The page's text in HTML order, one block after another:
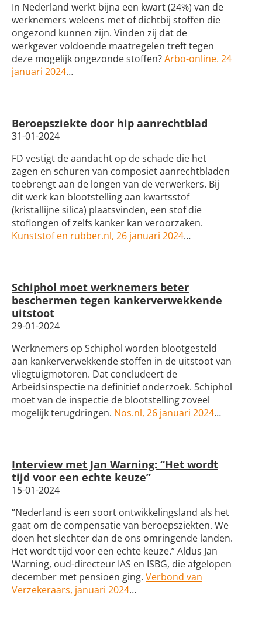
In Nederland werkt bijna een kwart (24%) van de
werknemers weleens met of dichtbij stoffen die
ongezond kunnen zijn. Vinden zij dat de
werkgever voldoende maatregelen treft tegen
deze mogelijk ongezonde stoffen?Arbo-online. 24
januari 2024…
Beroepsziekte door hip aanrechtblad
31-01-2024
FD vestigt de aandacht op de schade die het
zagen en schuren van composiet aanrechtbladen
toebrengt aan de longen van de verwerkers. Bij
dit werk kan blootstelling aan kwartsstof
(kristallijne silica) plaatsvinden, een stof die
stoflongen of zelfs kanker kan veroorzaken.
Kunststof en rubber.nl, 26 januari 2024…
Schiphol moet werknemers beter
beschermen tegen kankerverwekkende
uitstoot
29-01-2024
Werknemers op Schiphol worden blootgesteld
aan kankerverwekkende stoffen in de uitstoot van
vliegtuigmotoren. Dat concludeert de
Arbeidsinspectie na definitief onderzoek. Schiphol
moet van de inspectie de blootstelling zoveel
mogelijk terugdringen. Nos.nl, 26 januari 2024…
Interview met Jan Warning: “Het wordt
tijd voor een echte keuze”
15-01-2024
“Nederland is een soort ontwikkelingsland als het
gaat om de compensatie van beroepsziekten. We
doen het slechter dan de ons omringende landen.
Het wordt tijd voor een echte keuze.” Aldus Jan
Warning, oud-directeur IAS en ISBG, die afgelopen
december met pensioen ging. Verbond van
Verzekeraars, januari 2024…